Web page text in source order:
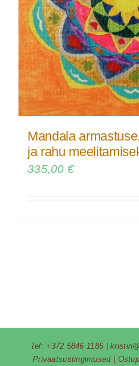
Mandala
ja rahu
335,00 €
Tel: +372 5846 1186 |
Privaatsustingimused|